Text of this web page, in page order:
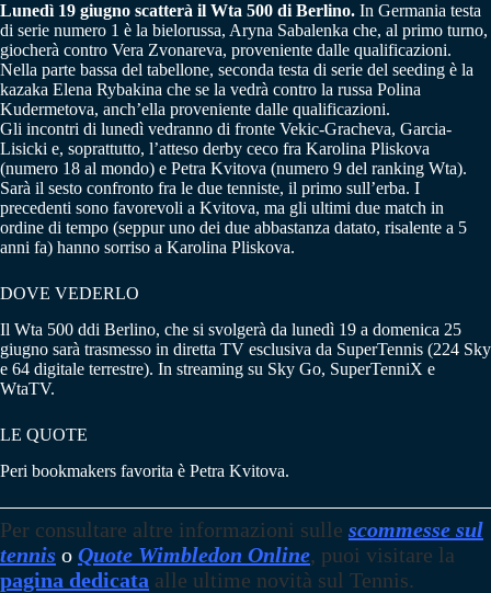
Lunedì 19 giugno scatterà il Wta 500 di Berlino. In Germania testa
di serie numero 1 è la bielorussa, Aryna Sabalenka che, al primo turno,
giocherà contro Vera Zvonareva, proveniente dalle qualificazioni.
Nella parte bassa del tabellone, seconda testa di serie del seeding è la
kazaka Elena Rybakina che se la vedrà contro la russa Polina
Kudermetova, anch’ella proveniente dalle qualificazioni.
Gli incontri di lunedì vedranno di fronte Vekic-Gracheva, Garcia-
Lisicki e, soprattutto, l’atteso derby ceco fra Karolina Pliskova
(numero 18 al mondo) e Petra Kvitova (numero 9 del ranking Wta).
Sarà il sesto confronto fra le due tenniste, il primo sull’erba. I
precedenti sono favorevoli a Kvitova, ma gli ultimi due match in
ordine di tempo (seppur uno dei due abbastanza datato, risalente a 5
anni fa) hanno sorriso a Karolina Pliskova.
DOVE VEDERLO
Il Wta 500 ddi Berlino, che si svolgerà da lunedì 19 a domenica 25
giugno sarà trasmesso in diretta TV esclusiva da SuperTennis (224 Sky
e 64 digitale terrestre). In streaming su Sky Go, SuperTenniX e
WtaTV.
LE QUOTE
Peri bookmakers favorita è Petra Kvitova.
Per consultare altre informazioni sulle scommesse sul
tennis o Quote Wimbledon Online, puoi visitare la
pagina dedicata alle ultime novità sul Tennis.